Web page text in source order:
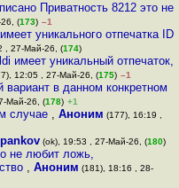
Приватность 8212 это не
(173) –1
уникального отпечатка ID
, 27-Май-26, (174)
имеет уникальный отпечаток,
12:05 , 27-Май-26, (175) –1
вариант в данном конкретном
Май-26, (178) +1
случае , Аноним (177), 16:19 ,
(ok), 19:53 , 27-Май-26, (180)
не любит ложь,
,Аноним (181), 18:16 , 28-